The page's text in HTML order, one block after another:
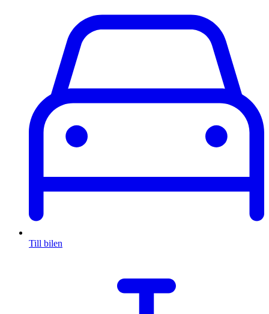
Till bilen